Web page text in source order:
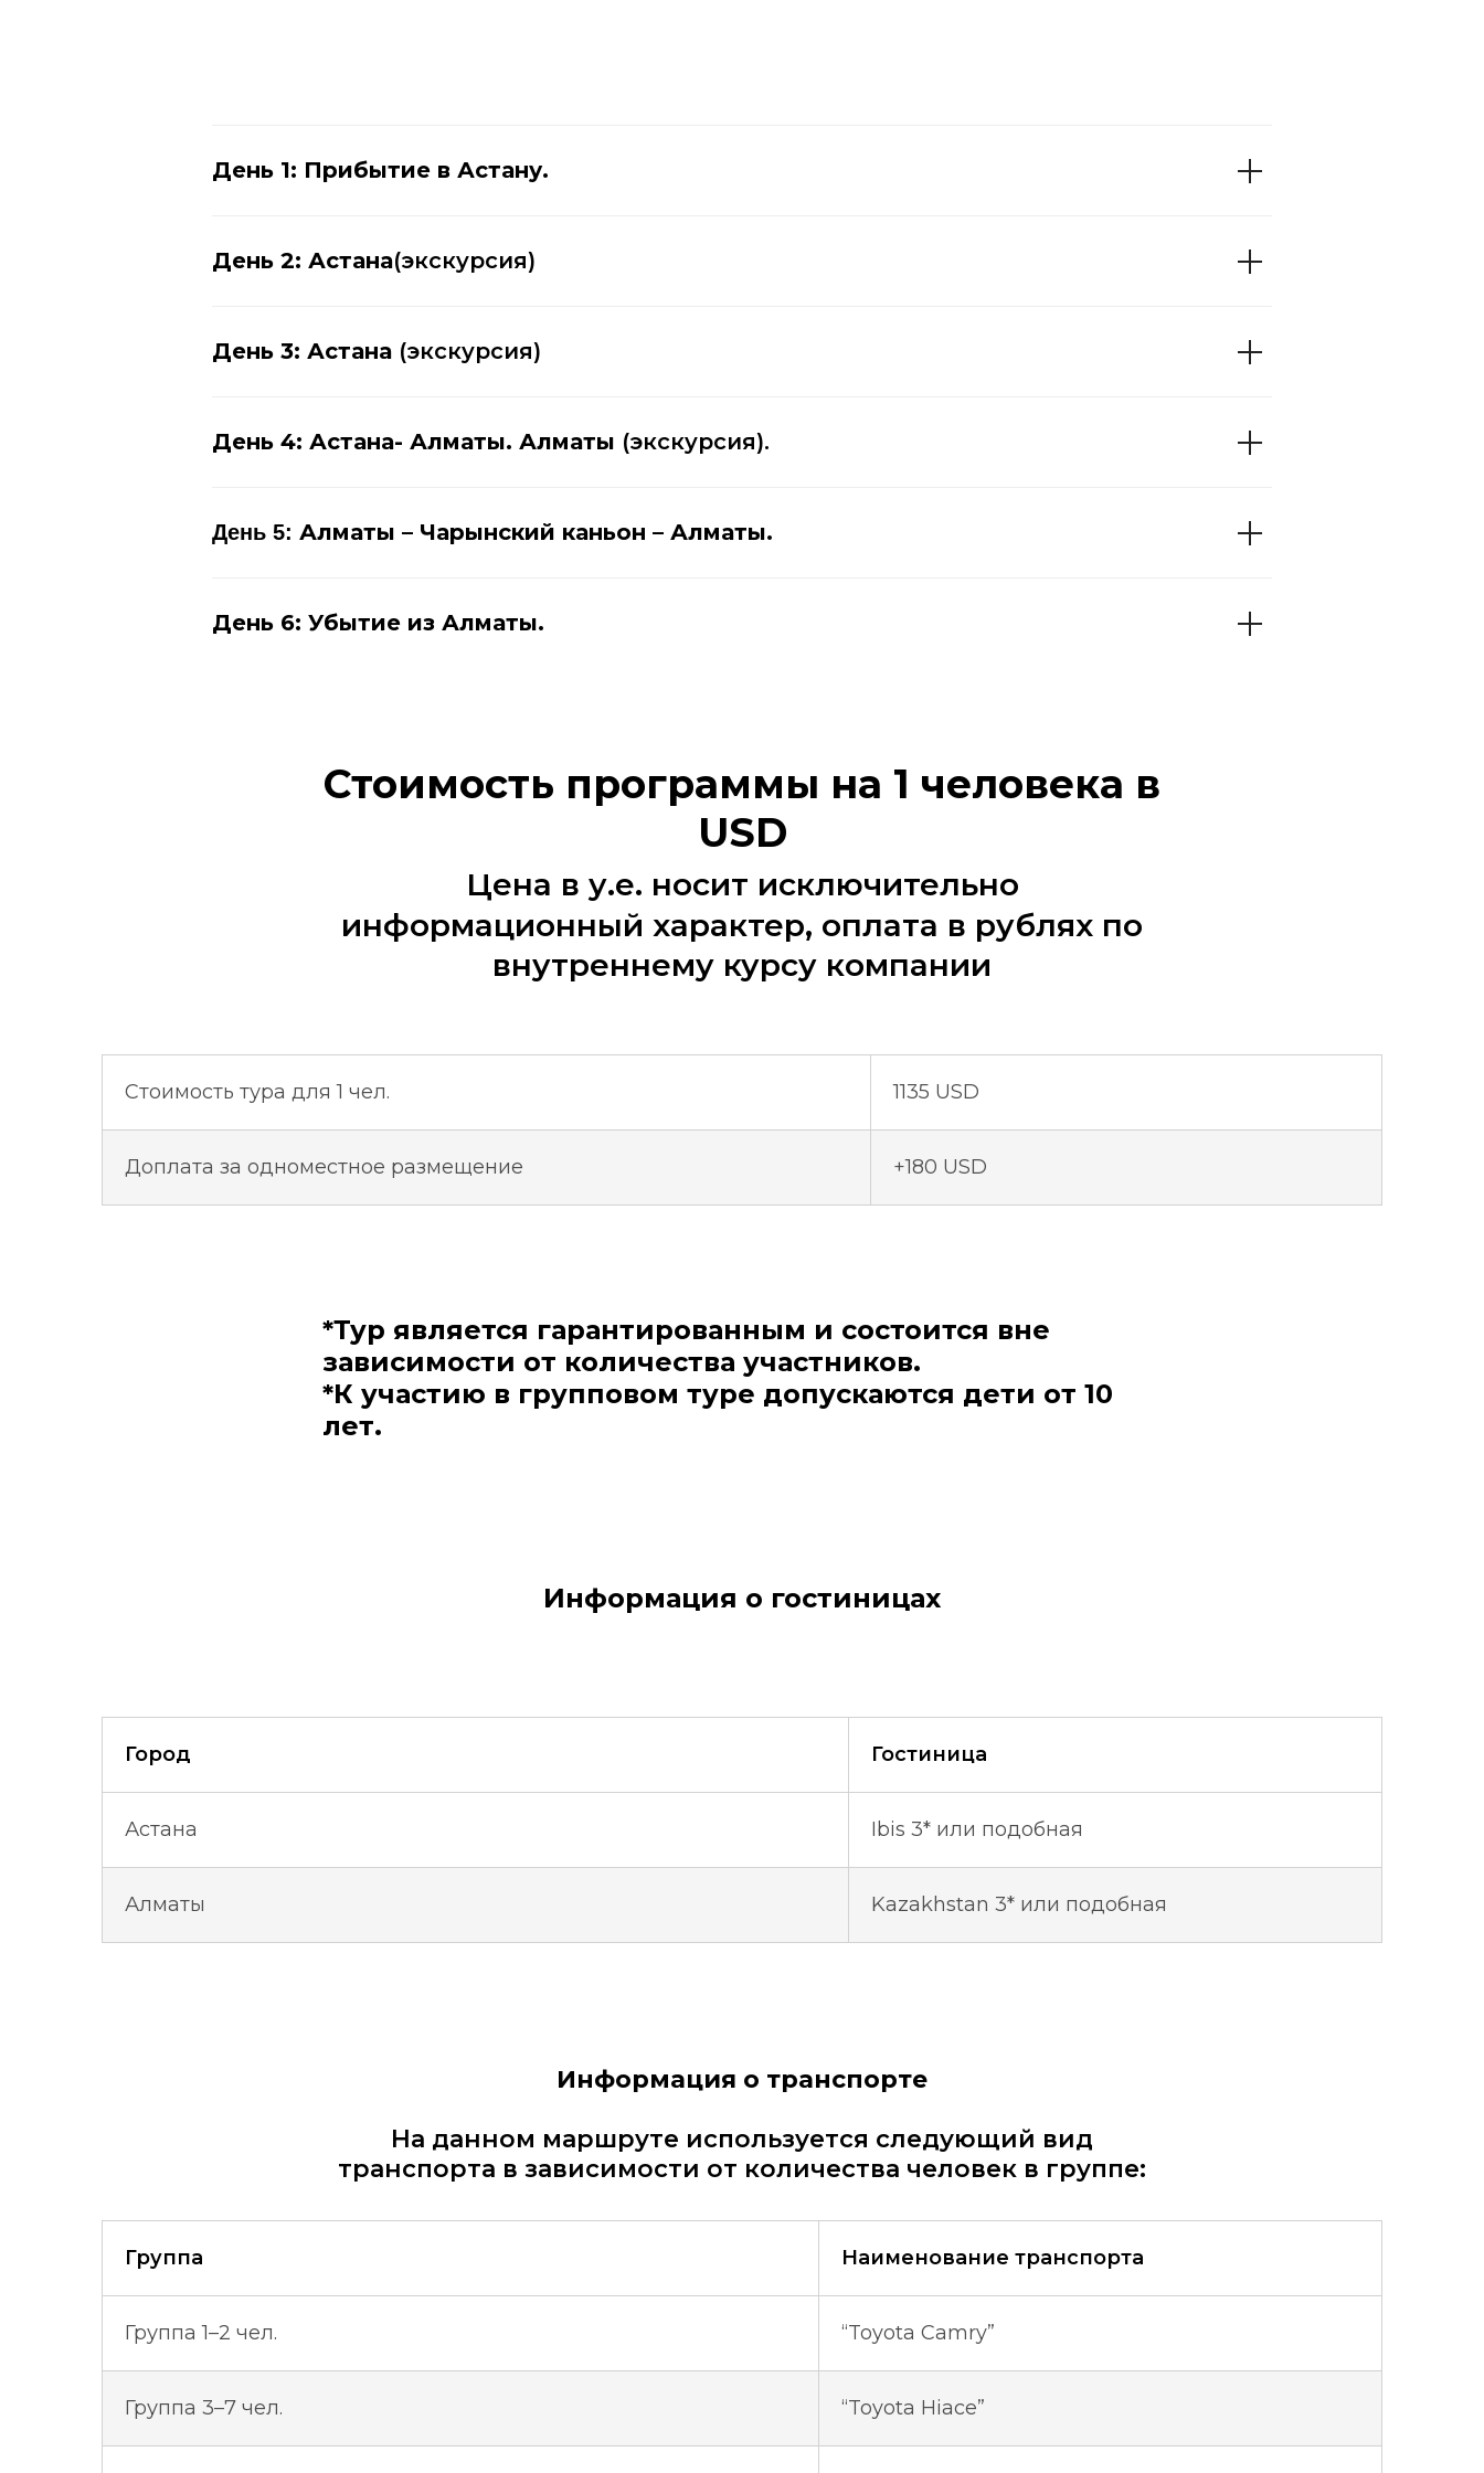
День 1: Прибытие в Астану.
День 2: Астана(экскурсия)
День 3: Астана (экскурсия)
День 4: Астана- Алматы. Алматы (экскурсия).
День 5: Алматы – Чарынский каньон – Алматы.
День 6: Убытие из Алматы.
Стоимость программы на 1 человека в
USD
Цена в у.е. носит исключительно
информационный характер, оплата в рублях по
внутреннему курсу компании
Стоимость тура для 1 чел. 1135 USD
Доплата за одноместное размещение +180 USD
*Тур является гарантированным и состоится вне
зависимости от количества участников.
*К участию в групповом туре допускаются дети от 10
лет.
Информация о гостиницах
Город Гостиница
Астана Ibis 3* или подобная
Алматы Kazakhstan 3* или подобная
Информация о транспорте
На данном маршруте используется следующий вид
транспорта в зависимости от количества человек в группе:
Группа Наименование транспорта
Группа 1–2 чел. “Toyota Camry”
Группа 3–7 чел. “Toyota Hiace”